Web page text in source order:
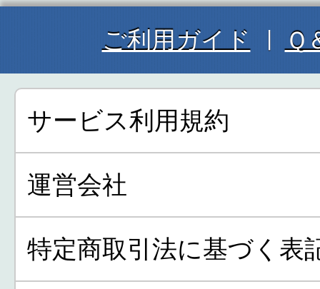
ご利用ガイド Ｑ
サービス利用規約
運営会社
特定商取引法に基づく表